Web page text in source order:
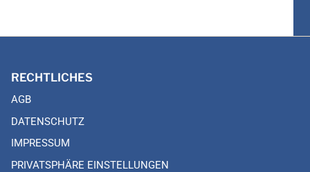
RECHTLICHES
AGB
DATENSCHUTZ
IMPRESSUM
PRIVATSPHÄRE EINSTELLUNGEN